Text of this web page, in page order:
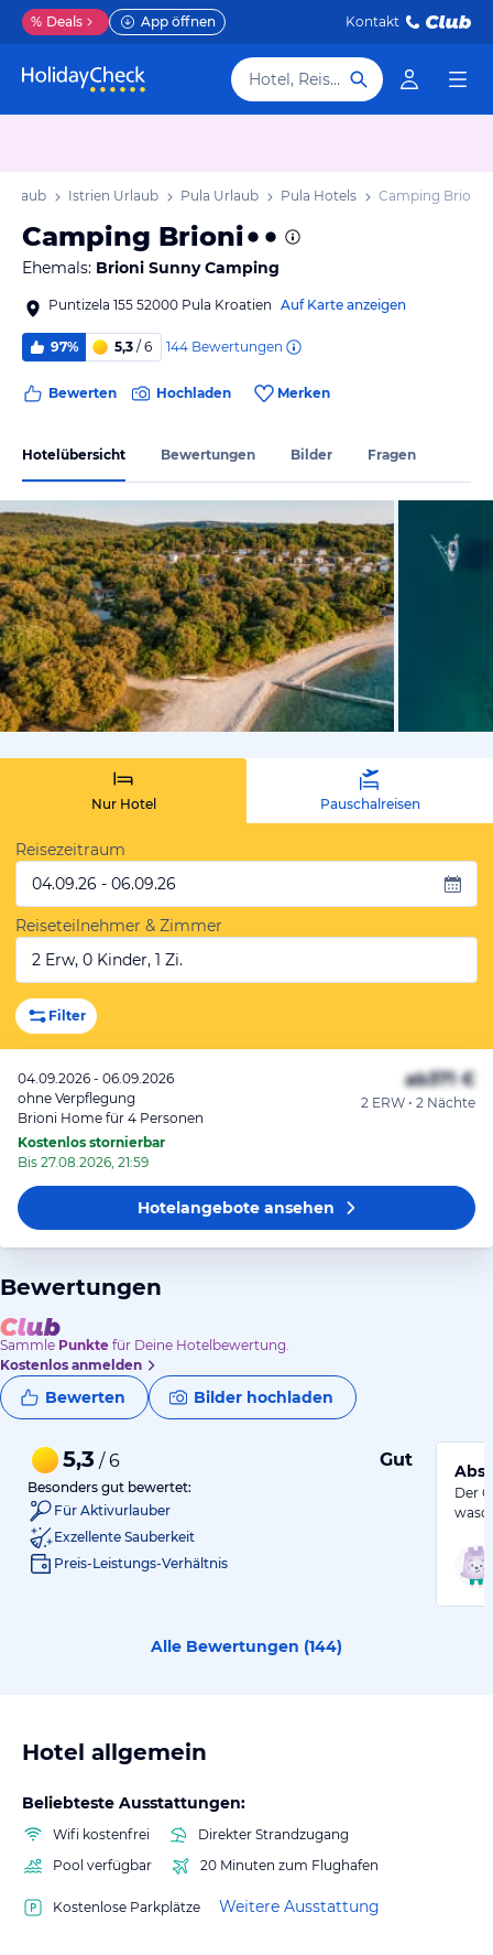
% Deals App öffnen Kontakt
Hotel, Reiseziel
Istrien Urlaub Pula Urlaub Pula Hotels Camping Brioni
Camping Brioni
Ehemals: Brioni Sunny Camping
Puntizela 155 52000 Pula Kroatien Auf Karte anzeigen
97% 5,3 / 6 144 Bewertungen
Bewerten Hochladen Merken
Hotelübersicht Bewertungen Bilder Fragen
Nur Hotel Pauschalreisen
Reisezeitraum
04.09.26 - 06.09.26
Reiseteilnehmer & Zimmer
2 Erw, 0 Kinder, 1 Zi.
Filter
04.09.2026 - 06.09.2026
ohne Verpflegung
Brioni Home für 4 Personen
Kostenlos stornierbar
Bis 27.08.2026, 21:59
ab371 €
2 ERW • 2 Nächte
Hotelangeboteansehen
Bewertungen
Sammle Punkte für Deine Hotelbewertung.
Kostenlos anmelden
Bewerten Bilder hochladen
5,3 / 6 Gut
Besonders gut bewertet:
Für Aktivurlauber
Exzellente Sauberkeit
Preis-Leistungs-Verhältnis
Der
Alle Bewertungen (144)
Hotel allgemein
Beliebteste Ausstattungen:
Wifi kostenfrei
Direkter Strandzugang
Pool verfügbar
20 Minuten zum Flughafen
Kostenlose Parkplätze Weitere Ausstattung